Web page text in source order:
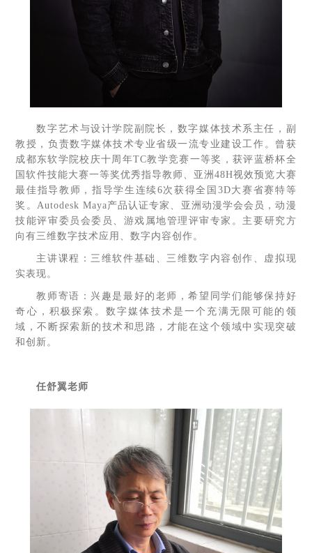
数字艺术与设计学院副院长，数字媒体技术系主任，副
教授，负责数字媒体技术专业省级一流专业建设工作。曾获
成都东软学院校庆十周年TC教学竞赛一等奖，获评蓝桥杯全
国软件技能大赛一等奖优秀指导教师、亚洲48H视效预览大赛
最佳指导教师，指导学生连续6次获得全国3D大赛省赛特等
奖。Autodesk Maya产品认证专家、亚洲动漫学会会员，动漫
技能评审委员会委员、游戏属地管理评审专家。主要研究方
向有三维数字技术应用、数字内容创作。
主讲课程：三维软件基础、三维数字内容创作、虚拟现
实表现。
教师寄语：兴趣是最好的老师，希望同学们能够保持好
奇心，积极探索。数字媒体技术是一个充满无限可能的领
域，不断探索新的技术和思路，才能在这个领域中实现突破
和创新。
任舒翼老师